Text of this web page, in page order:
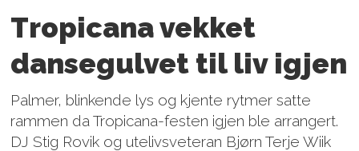
Tropicana vekket
dansegulvet til liv igjen
Palmer, blinkende lys og kjente rytmer satte
rammen da Tropicana-festen igjen ble arrangert.
DJ Stig Rovik og utelivsveteran Bjørn Terje Wiik